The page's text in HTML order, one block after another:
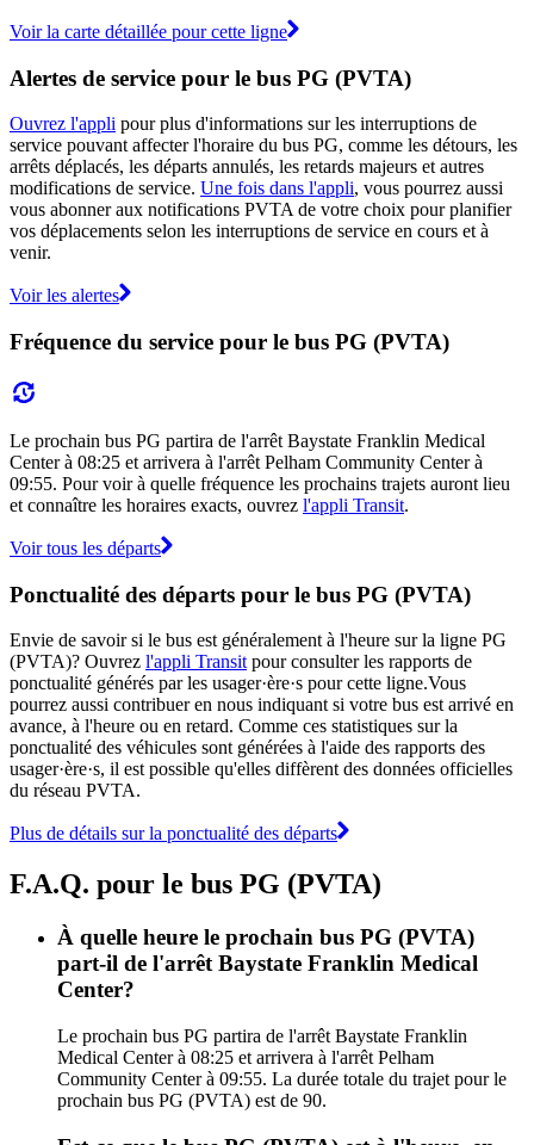
Voir la carte détaillée pour cette ligne
Alertes de service pour le bus PG (PVTA)
Ouvrez l'appli pour plus d'informations sur les interruptions de
service pouvant affecter l'horaire du bus PG, comme les détours, les
arrêts déplacés, les départs annulés, les retards majeurs et autres
modifications de service. Une fois dans l'appli, vous pourrez aussi
vous abonner aux notifications PVTA de votre choix pour planifier
vos déplacements selon les interruptions de service en cours et à
venir.
Voir les alertes
Fréquence du service pour le bus PG (PVTA)
Le prochain bus PG partira de l'arrêt Baystate Franklin Medical
Center à 08:25 et arrivera à l'arrêt Pelham Community Center à
09:55. Pour voir à quelle fréquence les prochains trajets auront lieu
et connaître les horaires exacts, ouvrez l'appli Transit.
Voir tous les départs
Ponctualité des départs pour le bus PG (PVTA)
Envie de savoir si le bus est généralement à l'heure sur la ligne PG
(PVTA)? Ouvrez l'appli Transit pour consulter les rapports de
ponctualité générés par les usager·ère·s pour cette ligne.Vous
pourrez aussi contribuer en nous indiquant si votre bus est arrivé en
avance, à l'heure ou en retard. Comme ces statistiques sur la
ponctualité des véhicules sont générées à l'aide des rapports des
usager·ère·s, il est possible qu'elles diffèrent des données officielles
du réseau PVTA.
Plus de détails sur la ponctualité des départs
F.A.Q. pour le bus PG (PVTA)
À quelle heure le prochain bus PG (PVTA)
part-il de l'arrêt Baystate Franklin Medical
Center?
Le prochain bus PG partira de l'arrêt Baystate Franklin
Medical Center à 08:25 et arrivera à l'arrêt Pelham
Community Center à 09:55. La durée totale du trajet pour le
prochain bus PG (PVTA) est de 90.